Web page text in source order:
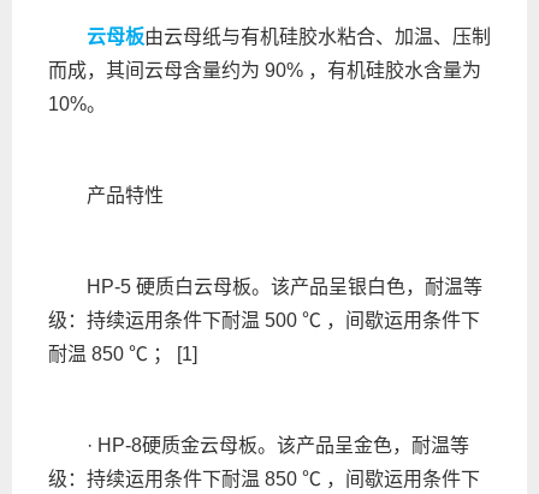
云母板由云母纸与有机硅胶水粘合、加温、压制
而成，其间云母含量约为 90% ，有机硅胶水含量为
10%。
产品特性
HP-5 硬质白云母板。该产品呈银白色，耐温等
级：持续运用条件下耐温 500 ℃ ，间歇运用条件下
耐温 850 ℃ ； [1]
· HP-8硬质金云母板。该产品呈金色，耐温等
级：持续运用条件下耐温 850 ℃ ，间歇运用条件下